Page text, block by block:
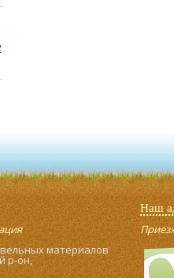
материалов
р-он,
Наш